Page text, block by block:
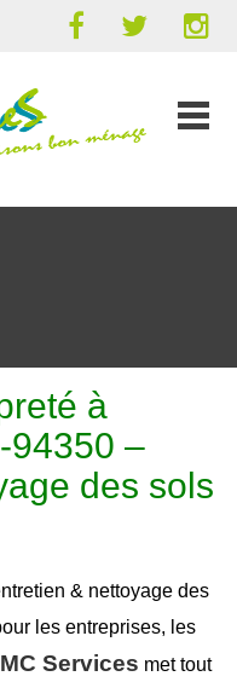
à
94350 –
des sols
& nettoyage des
les entreprises, les
Services met tout